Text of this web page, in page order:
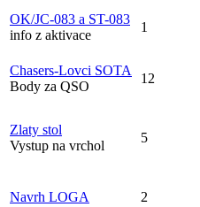
OK/JC-083 a ST-083
info z aktivace
1
Chasers-Lovci SOTA
Body za QSO
12
Zlaty stol
Vystup na vrchol
5
Navrh LOGA 2